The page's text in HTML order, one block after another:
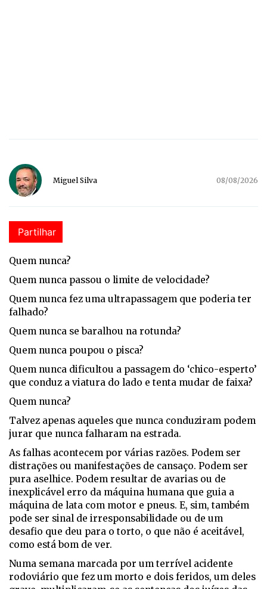
Miguel Silva 08/08/2026
Partilhar
Quem nunca?
Quem nunca passou o limite de velocidade?
Quem nunca fez uma ultrapassagem que poderia ter
falhado?
Quem nunca se baralhou na rotunda?
Quem nunca poupou o pisca?
Quem nunca dificultou a passagem do ‘chico-esperto’
que conduz a viatura do lado e tenta mudar de faixa?
Quem nunca?
Talvez apenas aqueles que nunca conduziram podem
jurar que nunca falharam na estrada.
As falhas acontecem por várias razões. Podem ser
distrações ou manifestações de cansaço. Podem ser
pura aselhice. Podem resultar de avarias ou de
inexplicável erro da máquina humana que guia a
máquina de lata com motor e pneus. E, sim, também
pode ser sinal de irresponsabilidade ou de um
desafio que deu para o torto, o que não é aceitável,
como está bom de ver.
Numa semana marcada por um terrível acidente
rodoviário que fez um morto e dois feridos, um deles